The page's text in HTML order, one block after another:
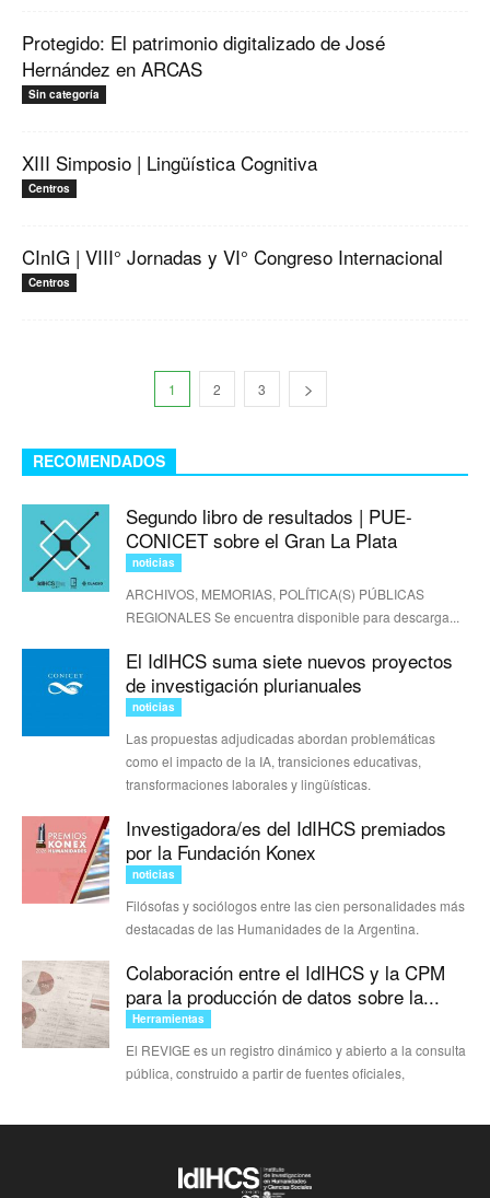
Protegido: El patrimonio digitalizado de José
Hernández en ARCAS
Sin categoría
XIII Simposio | Lingüística Cognitiva
Centros
CInIG | VIII° Jornadas y VI° Congreso Internacional
Centros
1 2 3
RECOMENDADOS
Segundo libro de resultados | PUE-
CONICET sobre el Gran La Plata
noticias
ARCHIVOS, MEMORIAS, POLÍTICA(S) PÚBLICAS
REGIONALES Se encuentra disponible para descarga...
El IdIHCS suma siete nuevos proyectos
de investigación plurianuales
noticias
Las propuestas adjudicadas abordan problemáticas
como el impacto de la IA, transiciones educativas,
transformaciones laborales y lingüísticas.
Investigadora/es del IdIHCS premiados
por la Fundación Konex
noticias
Filósofas y sociólogos entre las cien personalidades más
destacadas de las Humanidades de la Argentina.
Colaboración entre el IdIHCS y la CPM
para la producción de datos sobre la...
Herramientas
El REVIGE es un registro dinámico y abierto a la consulta
pública, construido a partir de fuentes oficiales,